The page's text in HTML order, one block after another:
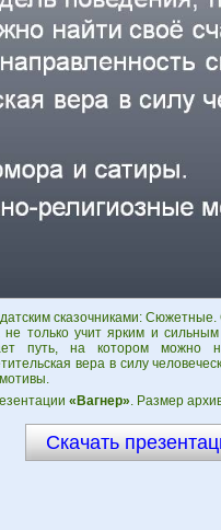
сказочниками:
не только учит ярким и
путь, на котором можно
вера в силу
«Вагнер». Размер
Скачать